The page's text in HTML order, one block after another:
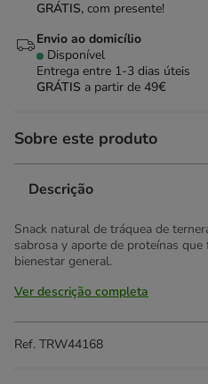
GRÁTIS, com presente!
Envio ao domicílio
Disponível
Entrega entre 1-3 dias úteis
GRÁTIS a partir de 49€
Sobre este produto
Descrição
Snack natural de tráquea de
sabrosa y aporte de proteínas
bienestar general.
Ver descrição completa
Ref. TRW44168